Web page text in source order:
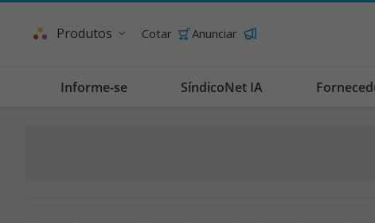
Produtos Cotar Anunciar
Informe-se SíndicoNet IA